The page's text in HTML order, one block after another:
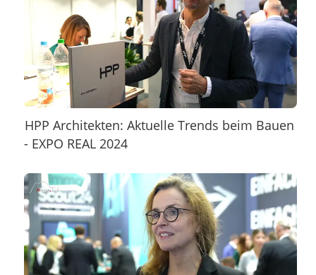
HPP Architekten: Aktuelle Trends beim Bauen
- EXPO REAL 2024